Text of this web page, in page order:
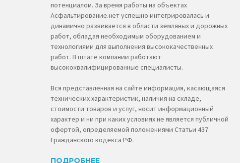
потенциалом. За время работы на объектах
Асфальтирование.нет успешно интегрировалась и
динамично развивается в области земляных и дорожных
работ, обладая необходимым оборудованием и
технологиями для выполнения высококачественных
работ. В штате компании работают
высококвалифицированные специалисты.
Вся представленная на сайте информация, касающаяся
технических характеристик, наличия на складе,
стоимости товаров и услуг, носит информационный
характер и ни при каких условиях не является публичной
офертой, определяемой положениями Статьи 437
Гражданского кодекса РФ.
ПОДРОБНЕЕ